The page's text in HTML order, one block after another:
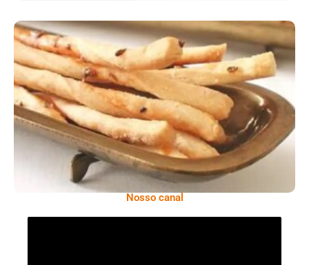
Comer Bem: Palitinhos De Cebola E Salsa
Nosso canal